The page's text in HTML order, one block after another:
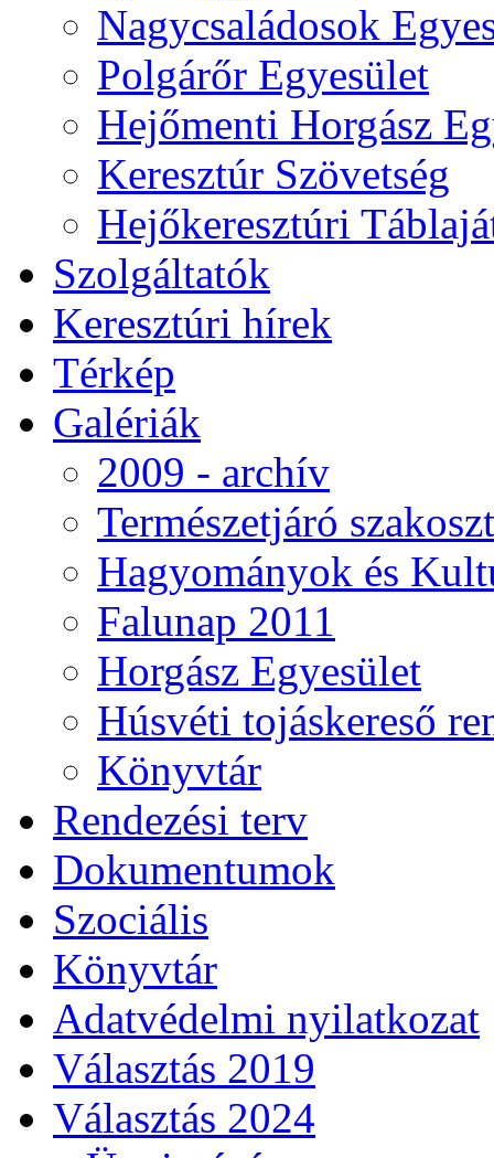
Nagycsaládosok
Polgárőr Egyesület
Hejőmenti Horgász
Keresztúr Szövetség
Hejőkeresztúri
Szolgáltatók
Keresztúri hírek
Térkép
Galériák
2009 - archív
Természetjáró
Hagyományok és
Falunap 2011
Horgász Egyesület
Húsvéti tojáskereső
Könyvtár
Rendezési terv
Dokumentumok
Szociális
Könyvtár
Adatvédelmi nyilatkozat
Választás 2019
Választás 2024